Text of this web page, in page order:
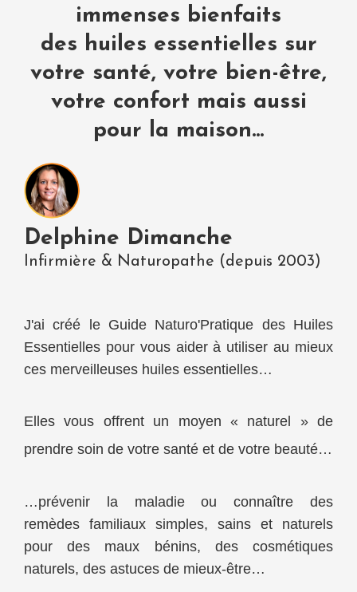
immenses bienfaits
des huiles essentielles sur
votre santé, votre bien-être,
votre confort mais aussi
pour la maison...
Delphine Dimanche
Infirmière & Naturopathe (depuis 2003)
J'ai créé le Guide Naturo'Pratique des Huiles
Essentielles pour vous aider à utiliser au mieux
ces merveilleuses huiles essentielles…
Elles vous offrent un moyen « naturel » de
prendre soin de votre santé et de votre beauté…
…prévenir la maladie ou connaître des
remèdes familiaux simples, sains et naturels
pour des maux bénins, des cosmétiques
naturels, des astuces de mieux-être…